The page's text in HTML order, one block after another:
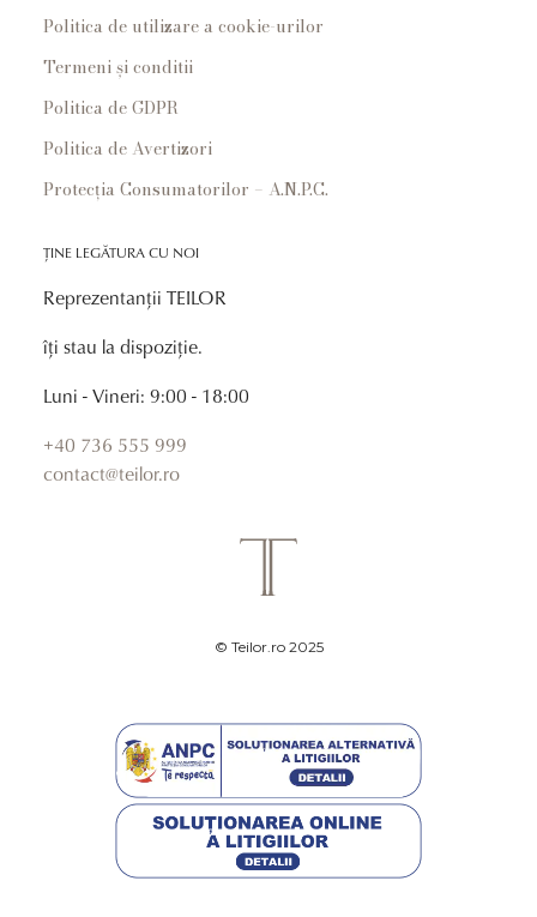
Politica de utilizare a cookie-urilor
Termeni și conditii
Politica de GDPR
Politica de Avertizori
Protecția Consumatorilor – A.N.P.C.
ȚINE LEGĂTURA CU NOI
Reprezentanții TEILOR
îți stau la dispoziție.
Luni - Vineri: 9:00 - 18:00
+40 736 555 999
contact@teilor.ro
© Teilor.ro 2025